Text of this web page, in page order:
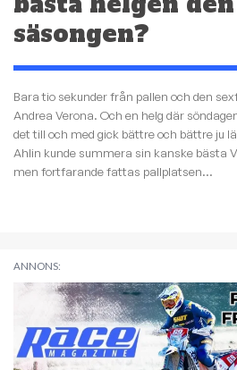
säsongen?
Bara tio sekunder från pallen och den
Andrea Verona. Och en helg där
det till och med gick bättre och bättre ju
Ahlin kunde summera sin kanske bästa
men fortfarande fattas pallplatsen...
ANNONS: